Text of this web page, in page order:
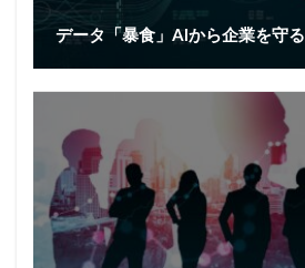
データ「暴食」AIから企業を守る